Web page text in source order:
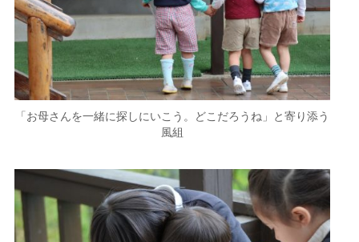
「お母さんを一緒に探しにいこう。どこだろうね」と寄り添う
風組